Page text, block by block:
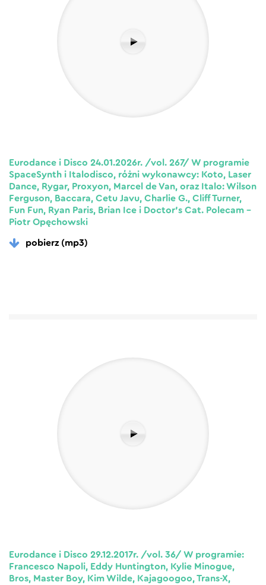
Eurodance i Disco 24.01.2026r. /vol. 267/ W programie
SpaceSynth i Italodisco, różni wykonawcy: Koto, Laser
Dance, Rygar, Proxyon, Marcel de Van, oraz Italo: Wilson
Ferguson, Baccara, Cetu Javu, Charlie G., Cliff Turner,
Fun Fun, Ryan Paris, Brian Ice i Doctor’s Cat. Polecam –
Piotr Opęchowski
pobierz (mp3)
Eurodance i Disco 29.12.2017r. /vol. 36/ W programie:
Francesco Napoli, Eddy Huntington, Kylie Minogue,
Bros, Master Boy, Kim Wilde, Kajagoogoo, Trans-X,